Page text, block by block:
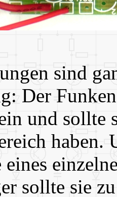
sind
Der
und sollte
haben.
eines
sollte sie